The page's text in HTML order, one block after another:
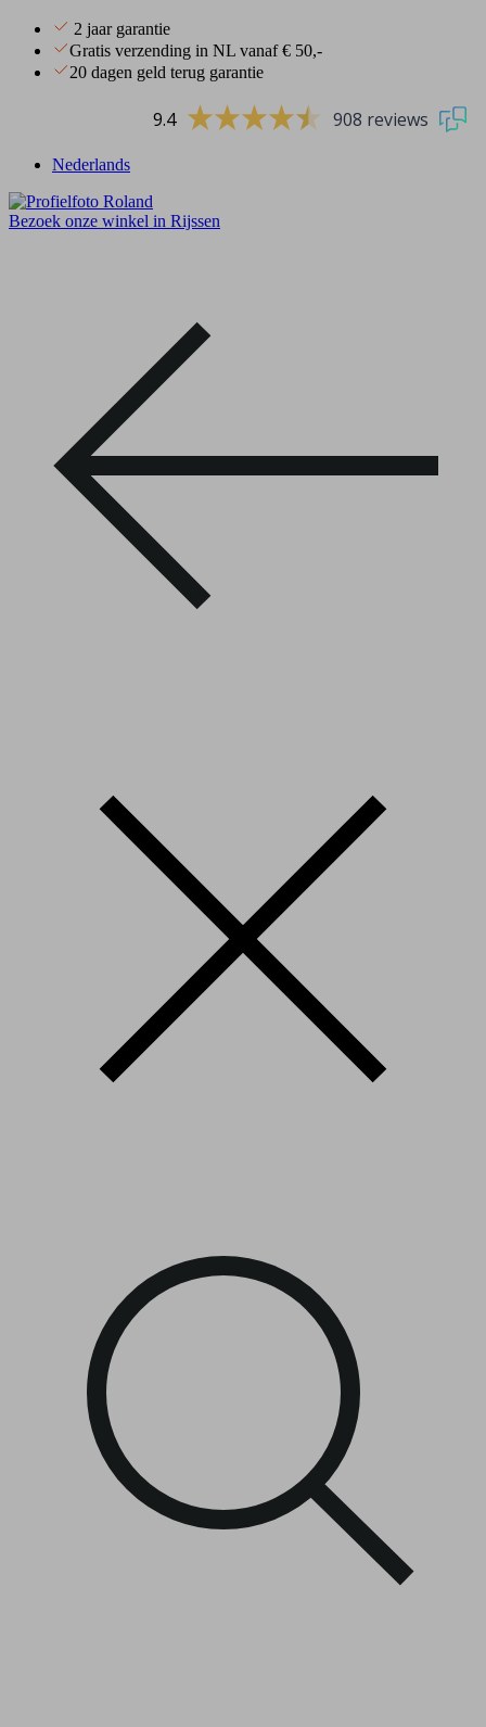
2 jaar garantie
Gratis verzending in NL vanaf € 50,-
20 dagen geld terug garantie
9.4 908 reviews
Nederlands
Bezoek onze winkel in Rijssen